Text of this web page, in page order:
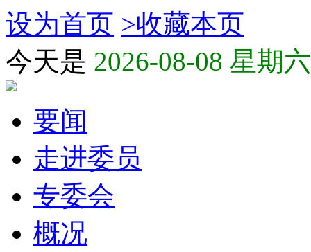
设为首页 >收藏本页
今天是 2026-08-08 星期六
要闻
走进委员
专委会
概况